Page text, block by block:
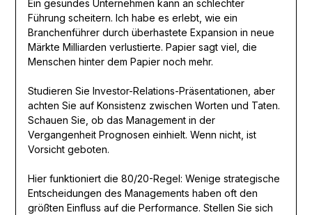
Ein gesundes Unternehmen kann an schlechter
Führung scheitern. Ich habe es erlebt, wie ein
Branchenführer durch überhastete Expansion in neue
Märkte Milliarden verlustierte. Papier sagt viel, die
Menschen hinter dem Papier noch mehr.
Studieren Sie Investor-Relations-Präsentationen, aber
achten Sie auf Konsistenz zwischen Worten und Taten.
Schauen Sie, ob das Management in der
Vergangenheit Prognosen einhielt. Wenn nicht, ist
Vorsicht geboten.
Hier funktioniert die 80/20-Regel: Wenige strategische
Entscheidungen des Managements haben oft den
größten Einfluss auf die Performance. Stellen Sie sich